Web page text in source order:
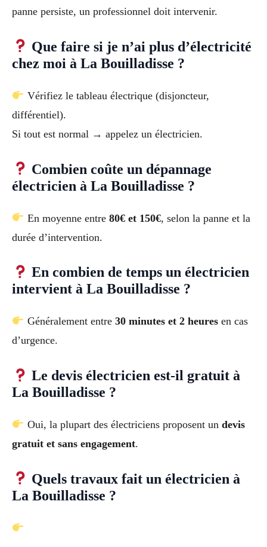
panne persiste, un professionnel doit intervenir.
Que faire si je n’ai plus d’électricité
chez moi à La Bouilladisse ?
Vérifiez le tableau électrique (disjoncteur,
différentiel).
Si tout est normal → appelez un électricien.
Combien coûte un dépannage
électricien à La Bouilladisse ?
En moyenne entre 80€ et 150€, selon la panne et la
durée d’intervention.
En combien de temps un électricien
intervient à La Bouilladisse ?
Généralement entre 30 minutes et 2 heuresen cas
d’urgence.
Le devis électricien est-il gratuit à
La Bouilladisse ?
Oui, la plupart des électriciens proposent un devis
gratuit et sans engagement.
Quels travaux fait un électricien à
La Bouilladisse ?